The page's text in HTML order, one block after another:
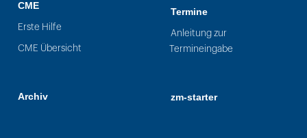
CME
Erste Hilfe
CME Übersicht
Archiv
Termine
Anleitung zur
Termineingabe
zm-starter